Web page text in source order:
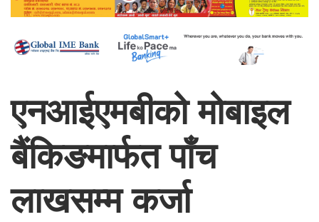
एनआईएमबीको मोबाइल
बैंकिङमार्फत पाँच
लाखसम्म कर्जा